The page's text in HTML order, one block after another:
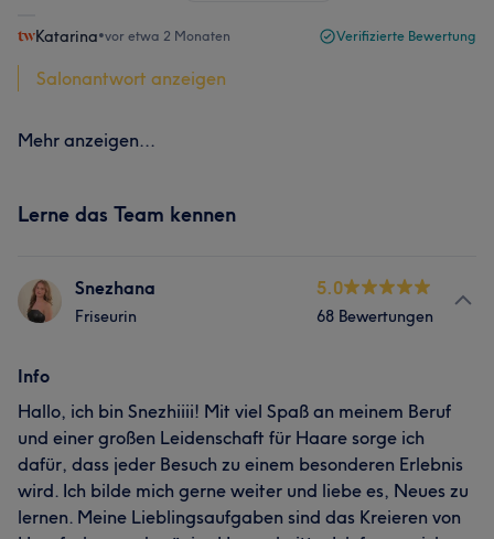
Katarina•vor etwa 2 Monaten Verifizierte Bewertung
Salonantwort anzeigen
Mehr anzeigen...
Lerne das Team kennen
Snezhana
Friseurin
5.0
68 Bewertungen
Info
Hallo, ich bin Snezhiiii! Mit viel Spaß an meinem Beruf
und einer großen Leidenschaft für Haare sorge ich
dafür, dass jeder Besuch zu einem besonderen Erlebnis
wird. Ich bilde mich gerne weiter und liebe es, Neues zu
lernen. Meine Lieblingsaufgaben sind das Kreieren von